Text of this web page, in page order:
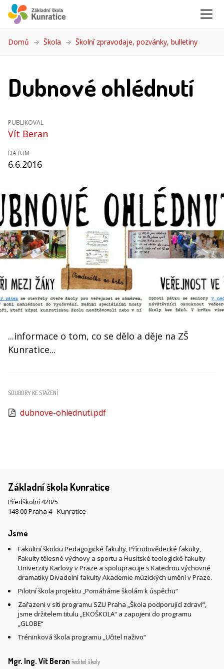
Domů Škola Školní zpravodaje, pozvánky, bulletiny
Dubnové ohlédnutí
PUBLIKOVAL
Vít Beran
DATUM
6.6.2016
...informace o tom, co se dělo a děje na ZŠ
Kunratice...
SOUBORY KE STAŽENÍ
dubnove-ohlednuti.pdf
Základní škola Kunratice
Předškolní 420/5
148 00 Praha 4 - Kunratice
Jsme
Fakultní školou Pedagogické fakulty, Přírodovědecké fakulty,
Fakulty tělesné výchovy a sportu a Husitské teologické fakulty
Univerzity Karlovy v Praze a spolupracuje s Katedrou výchovné
dramatiky Divadelní fakulty Akademie múzických umění v Praze.
Pilotní škola projektu „Pomáháme školám k úspěchu“
Zařazeni v síti programu SZU Praha „Škola podporující zdraví“,
jsme držitelem titulu „EKOŠKOLA“ a zapojeni do programu
„GLOBE“
Tréninková škola programu „Učitel naživo“
Mgr. Ing. Vít Beran ředitel školy